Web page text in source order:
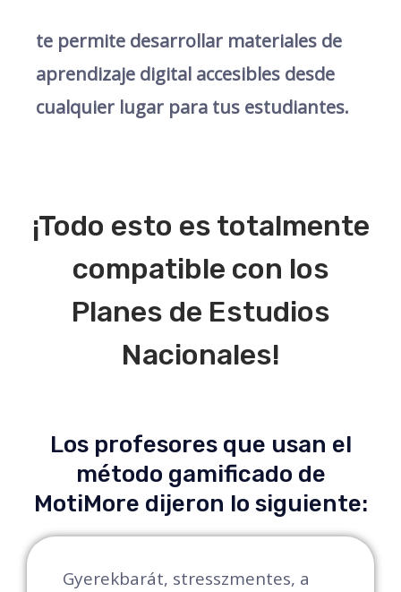
te permite desarrollar materiales de
aprendizaje digital accesibles desde
cualquier lugar para tus estudiantes.
¡Todo esto es totalmente
compatible con los
Planes de Estudios
Nacionales!
Los profesores que usan el
método gamificado de
MotiMore dijeron lo siguiente:
Gyerekbarát, stresszmentes, a